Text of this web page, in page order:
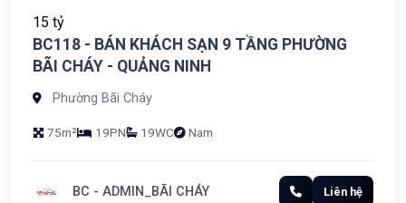
15 tỷ
BC118 - BÁN KHÁCH SẠN 9 TẦNG PHƯỜNG
BÃI CHÁY - QUẢNG NINH
Phường Bãi Cháy
75m² 19PN 19WC Nam
BC - ADMIN_BÃI CHÁY Liên hệ